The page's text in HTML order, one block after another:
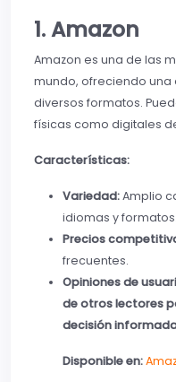
1. Amazon
Amazon es una de las
mundo, ofreciendo
diversos formatos.
físicas como digitales
Características:
Variedad:Amplio
idiomas y formatos.
Precios
frecuentes.
Opiniones de
de otros lectores
decisión
Disponible en: